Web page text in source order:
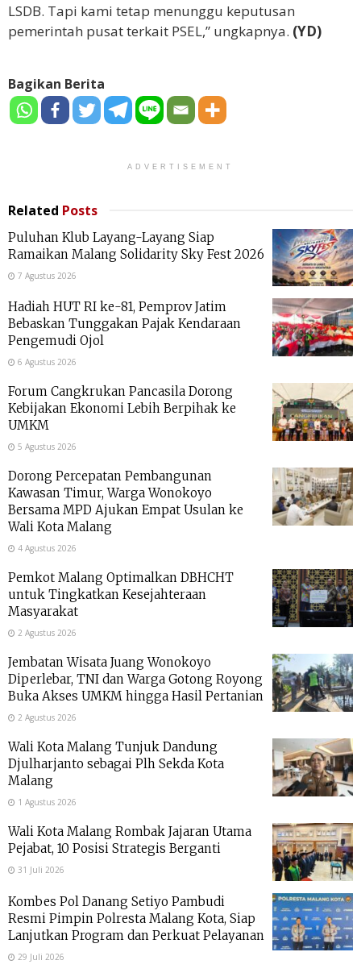
LSDB. Tapi kami tetap menunggu keputusan
pemerintah pusat terkait PSEL,” ungkapnya. (YD)
Bagikan Berita
ADVERTISEMENT
Related Posts
Puluhan Klub Layang-Layang Siap
Ramaikan Malang Solidarity Sky Fest 2026
7 Agustus 2026
Hadiah HUT RI ke-81, Pemprov Jatim
Bebaskan Tunggakan Pajak Kendaraan
Pengemudi Ojol
6 Agustus 2026
Forum Cangkrukan Pancasila Dorong
Kebijakan Ekonomi Lebih Berpihak ke
UMKM
5 Agustus 2026
Dorong Percepatan Pembangunan
Kawasan Timur, Warga Wonokoyo
Bersama MPD Ajukan Empat Usulan ke
Wali Kota Malang
4 Agustus 2026
Pemkot Malang Optimalkan DBHCHT
untuk Tingkatkan Kesejahteraan
Masyarakat
2 Agustus 2026
Jembatan Wisata Juang Wonokoyo
Diperlebar, TNI dan Warga Gotong Royong
Buka Akses UMKM hingga Hasil Pertanian
2 Agustus 2026
Wali Kota Malang Tunjuk Dandung
Djulharjanto sebagai Plh Sekda Kota
Malang
1 Agustus 2026
Wali Kota Malang Rombak Jajaran Utama
Pejabat, 10 Posisi Strategis Berganti
31 Juli 2026
Kombes Pol Danang Setiyo Pambudi
Resmi Pimpin Polresta Malang Kota, Siap
Lanjutkan Program dan Perkuat Pelayanan
29 Juli 2026